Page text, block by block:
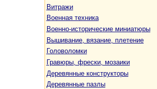
Витражи
Военная техника
Военно-исторические миниатюры
Вышивание, вязание, плетение
Головоломки
Гравюры, фрески, мозаики
Деревянные конструкторы
Деревянные пазлы